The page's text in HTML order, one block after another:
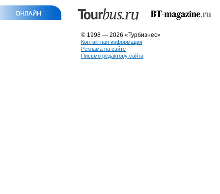
© 1998 — 2026 «Турбизнес»
Контактная информация
Реклама на сайте
Письмо редактору сайта